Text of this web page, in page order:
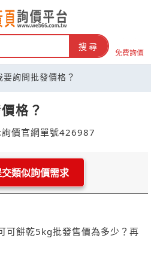
搜尋
免費詢價
要詢問批發價格？
格？
價官網單號426987
交類似詢價需求
可餅乾5kg批發售價為多少？再